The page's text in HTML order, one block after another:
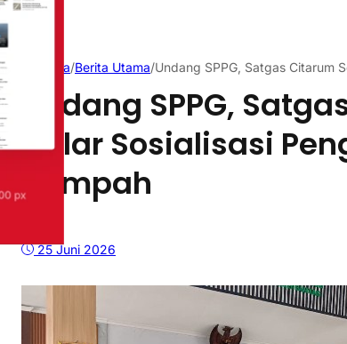
Beranda/Berita Utama/Undang SPPG, Satgas Citarum
Undang SPPG,
Gelar Sosialisasi
Sampah
25 Juni 2026